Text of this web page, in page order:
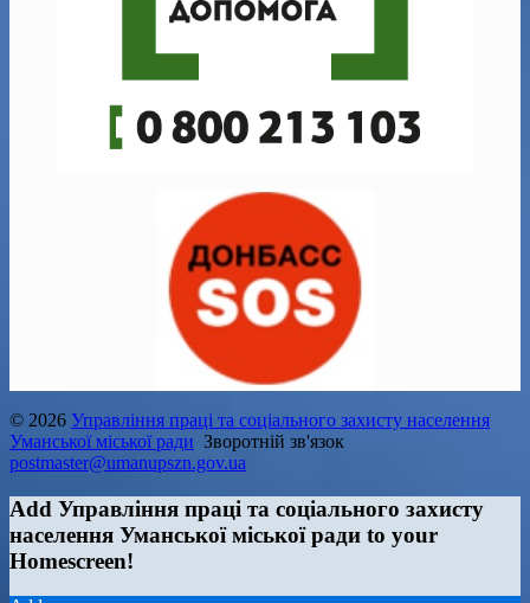
© 2026 Управління праці та соціального захисту населення
Уманської міської ради Зворотній зв'язок
postmaster@umanupszn.gov.ua
Add Управління праці та соціального захисту
населення Уманської міської ради to your
Homescreen!